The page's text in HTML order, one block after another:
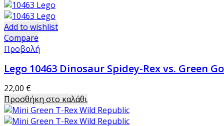
Add to wishlist
Compare
Προβολή
Lego 10463 Dinosaur Spidey-Rex vs. Green
22,00 €
Προσθήκη στο καλάθι